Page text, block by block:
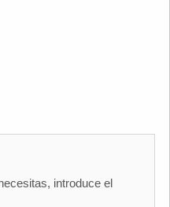
introduce el